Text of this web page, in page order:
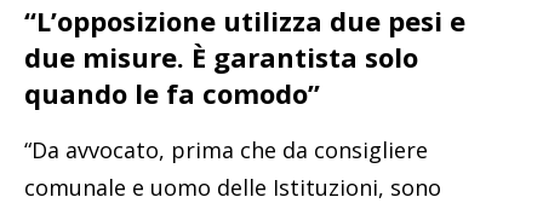
“L’opposizione utilizza due pesi e
due misure. È garantista solo
quando le fa comodo”
“Da avvocato, prima che da consigliere
comunale e uomo delle Istituzioni, sono